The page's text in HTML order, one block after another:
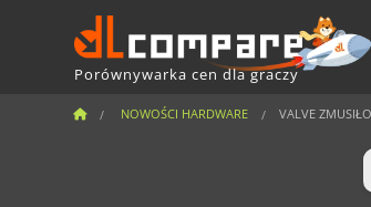
Porównywarka cen dla graczy
NOWOŚCI HARDWARE VALVE